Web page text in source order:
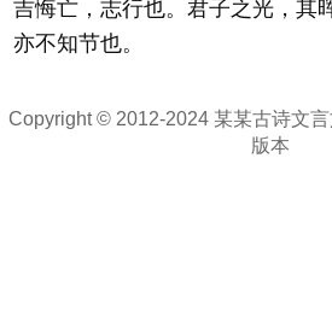
吉悔亡，志行也。君子之光，其
亦不知节也。
Copyright © 2012-2024 某某古诗文
版本